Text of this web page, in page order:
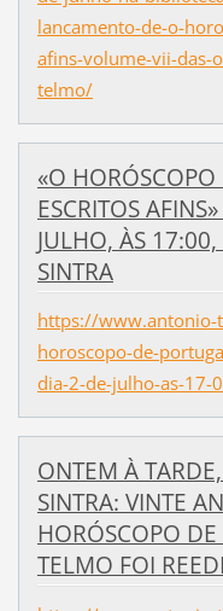
lancamento-de-o-
afins-volume-vii-das-
telmo/
«O
ESCRITOS
JULHO, ÀS
SINTRA
https://
horoscopo-de-
dia-2-de-julho-as-17-
ONTEM À
SINTRA: VINTE
HORÓSCOPO
TELMO FOI